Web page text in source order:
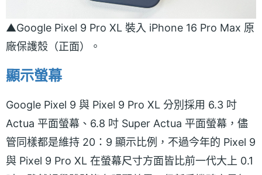
▲Google Pixel 9 Pro XL 裝入 iPhone 16 Pro Max 原
廠保護殼（正面）。
顯示螢幕
Google Pixel 9 與 Pixel 9 Pro XL 分別採用 6.3 吋
Actua 平面螢幕、6.8 吋 Super Actua 平面螢幕，儘
管同樣都是維持 20：9 顯示比例，不過今年的 Pixel 9
與 Pixel 9 Pro XL 在螢幕尺寸方面皆比前一代大上 0.1